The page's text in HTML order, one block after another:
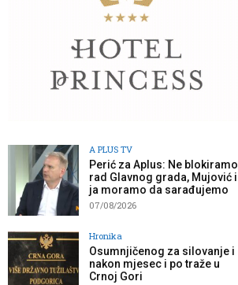
A PLUS TV
Perić za Aplus: Ne blokiramo
rad Glavnog grada, Mujović i
ja moramo da sarađujemo
07/08/2026
Hronika
Osumnjičenog za silovanje i
nakon mjesec i po traže u
Crnoj Gori